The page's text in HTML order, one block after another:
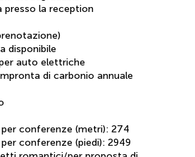
presso la reception
disponibile
auto elettriche
di carbonio annuale
conferenze (metri): 274
conferenze (piedi): 2949